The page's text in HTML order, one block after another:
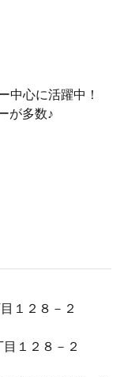
中心に活躍中！
が多数♪
１２８－２
１２８－２